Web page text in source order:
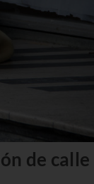
de calle